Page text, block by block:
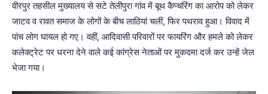
वीरपुर तहसील मुख्यालय से सटे तेलीपुरा गांव में बूथ कैप्चरिंग का आरोप को लेकर
जाटव व रावत समाज के लोगों के बीच लाठियां चलीं, फिर पथराव हुआ। विवाद में
पांच लोग घायल हो गए। वहीं, आदिवासी परिवारों पर फायरिंग और हमले को लेकर
कलेक्ट्रेट पर धरना देने वाले कई कांग्रेस नेताओं पर मुकदमा दर्ज कर उन्हें जेल
भेजा गया।